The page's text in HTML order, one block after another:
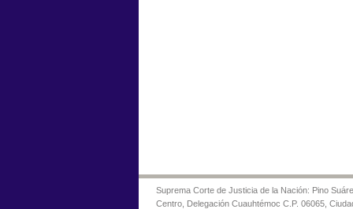
Suprema Corte de Justicia de la Nación: Pino
Centro, Delegación Cuauhtémoc C.P. 06065,